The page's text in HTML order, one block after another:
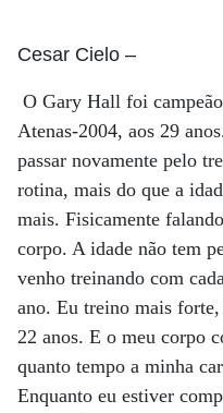
Cesar Cielo –
O Gary Hall foi
Atenas-2004, aos 29
passar novamente pelo
rotina, mais do que a
mais. Fisicamente
corpo. A idade não tem
venho treinando com
ano. Eu treino mais
22 anos. E o meu corpo
quanto tempo a minha
Enquanto eu estiver